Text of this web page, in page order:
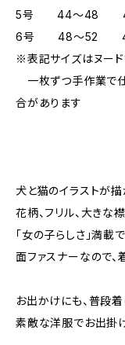
5号 44～48
6号 48～52
※表記サイズはヌー
一枚ずつ手作業で
合があります
犬と猫のイラストが描
花柄、フリル、大きな襟
「女の子らしさ」満載
面ファスナーなので、
お出かけにも、普段着
素敵な洋服でお出掛